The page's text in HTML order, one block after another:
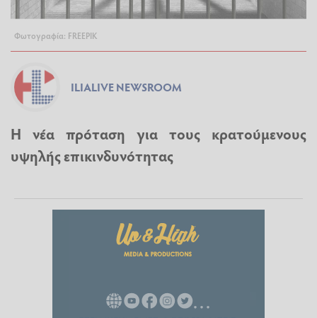
Φωτογραφία: FREEPIK
ILIALIVE NEWSROOM
Η νέα πρόταση για τους κρατούμενους
υψηλής επικινδυνότητας